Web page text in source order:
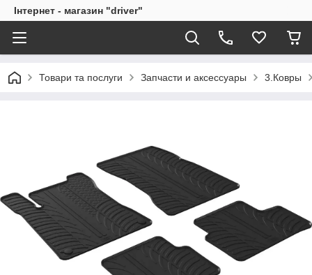
Інтернет - магазин "driver"
Товари та послуги Запчасти и аксессуары 3.Ковры